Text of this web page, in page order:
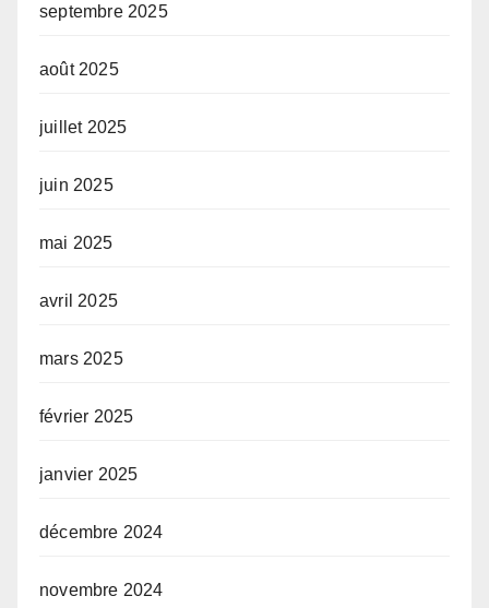
septembre 2025
août 2025
juillet 2025
juin 2025
mai 2025
avril 2025
mars 2025
février 2025
janvier 2025
décembre 2024
novembre 2024